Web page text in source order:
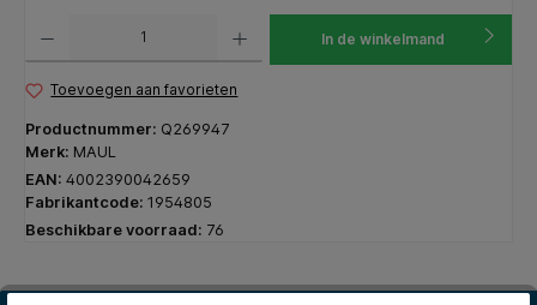
In de winkelmand
Toevoegen aan favorieten
Productnummer: Q269947
Merk: MAUL
EAN: 4002390042659
Fabrikantcode: 1954805
Beschikbare voorraad: 76